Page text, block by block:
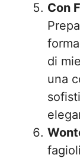
Con
di
una